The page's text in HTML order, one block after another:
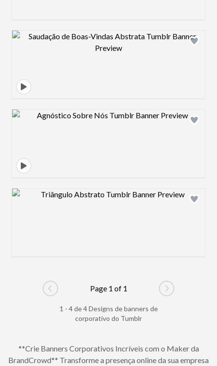
Design preview image
Design preview image
Design preview image
Go to previous page
Page 1 of 1
Go to next
1 - 4 de 4 Designs de banners de
corporativo do Tumblr
**Crie Banners Corporativos Incríveis com o Maker da
BrandCrowd** Transforme a presença online da sua empresa